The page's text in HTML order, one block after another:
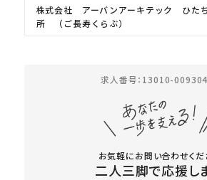
株式会社 アーバンアーキテック ひた
所 （ご長寿くらぶ）
求人番号：13010-
お気軽にお問い合わせくだ
二人三脚で応援し